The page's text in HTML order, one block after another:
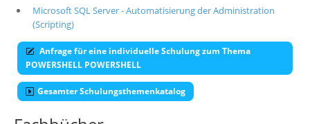
Microsoft SQL Server - Automatisierung der Administration
(Scripting)
Anfrage für eine individuelle Schulung zum Thema
POWERSHELL POWERSHELL
Gesamter Schulungsthemenkatalog